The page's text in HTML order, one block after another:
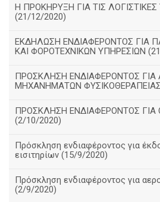
Η ΠΡΟΚΗΡΥΞΗ ΓΙΑ ΤΙΣ ΛΟΓΙΣΤΙΚΕΣ
(21/12/2020)
ΕΚΔΗΛΩΣΗ ΕΝΔΙΑΦΕΡΟΝΤΟΣ ΓΙΑ
ΚΑΙ ΦΟΡΟΤΕΧΝΙΚΩΝ ΥΠΗΡΕΣΙΩΝ
ΠΡΟΣΚΛΗΣΗ ΕΝΔΙΑΦΕΡΟΝΤΟΣ ΓΙΑ
ΜΗΧΑΝΗΜΑΤΩΝ ΦΥΣΙΚΟΘΕΡΑΠΕΙΑΣ
ΠΡΟΣΚΛΗΣΗ ΕΝΔΙΑΦΕΡΟΝΤΟΣ ΓΙΑ
(2/10/2020)
Πρόσκληση ενδιαφέροντος για
εισιτηρίων (15/9/2020)
Πρόσκληση ενδιαφέροντος για
(2/9/2020)